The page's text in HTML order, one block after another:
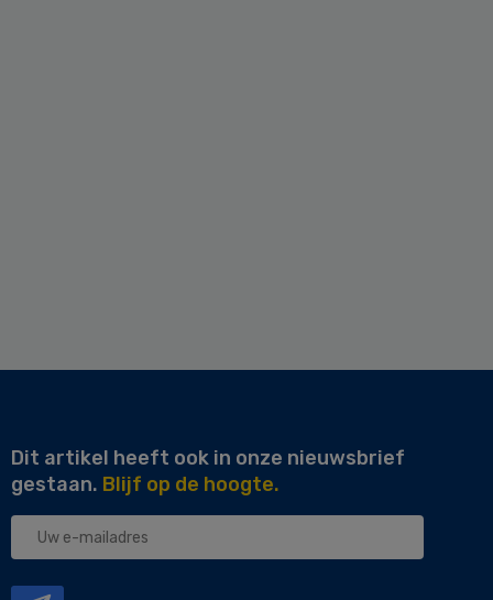
Dit artikel heeft ook in onze nieuwsbrief
gestaan. Blijf op de hoogte.
Uw